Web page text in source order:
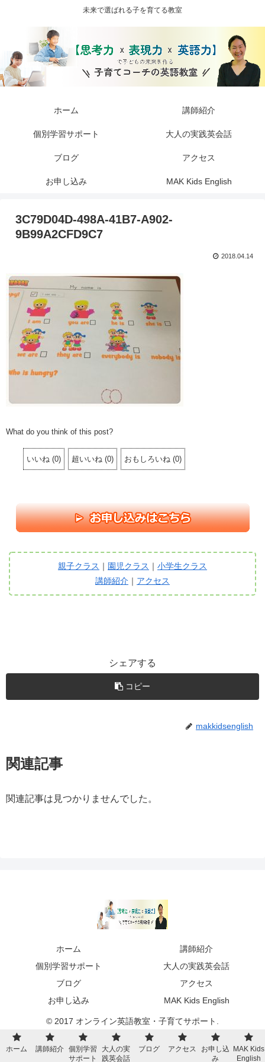
未来で選ばれる子を育てる教室
ホーム 講師紹介
個別学習サポート 大人の実践英会話
ブログ アクセス
お申し込み MAK Kids English
3C79D04D-498A-41B7-A902-
9B99A2CFD9C7
2018.04.14
What do you think of this post?
いいね (0) 超いいね (0) おもしろいね (0)
親子クラス ｜ 園児クラス ｜ 小学生クラス
講師紹介 ｜ アクセス
シェアする
コピー
makkidsenglish
関連記事
関連記事は見つかりませんでした。
ホーム
講師紹介
個別学習サポート
大人の実践英会話
ブログ
アクセス
お申し込み
MAK Kids English
© 2017 オンライン英語教室・子育てサポート.
ホーム 講師紹介 個別学習
サポート
大人の実
践英会話
ブログ アクセス
お申し込
み
MAK Kids
English